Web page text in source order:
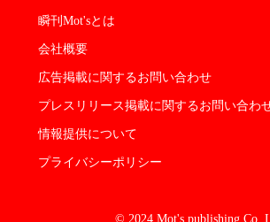
瞬刊Mot'sとは
会社概要
広告掲載に関するお問い合わせ
プレスリリース掲載に関するお問い合わ
情報提供について
プライバシーポリシー
© 2024 Mot's publishing